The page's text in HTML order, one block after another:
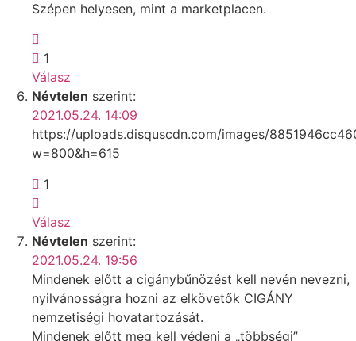
Szépen helyesen, mint a marketplacen.
1
Válasz
Névtelen szerint:
2021.05.24. 14:09
https://uploads.disquscdn.com/images/
w=800&h=615
1
Válasz
Névtelen szerint:
2021.05.24. 19:56
Mindenek előtt a cigánybűnözést kell nevén nevezni,
nyilvánosságra hozni az elkövetők CIGÁNY
nemzetiségi hovatartozását.
Mindenek előtt meg kell védeni a „többségi”